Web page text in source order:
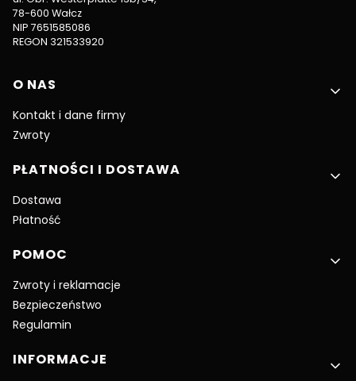
78-600 Wałcz
NIP 7651585086
REGON 321533920
Linki w stopce
O NAS
Kontakt i dane firmy
Zwroty
PŁATNOŚCI I DOSTAWA
Dostawa
Płatność
POMOC
Zwroty i reklamacje
Bezpieczeństwo
Regulamin
INFORMACJE